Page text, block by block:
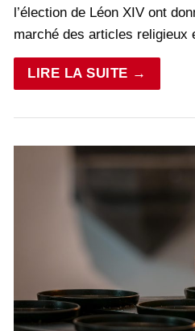
l’élection de Léon XIV ont
marché des articles religieux
LIRE LA SUITE →